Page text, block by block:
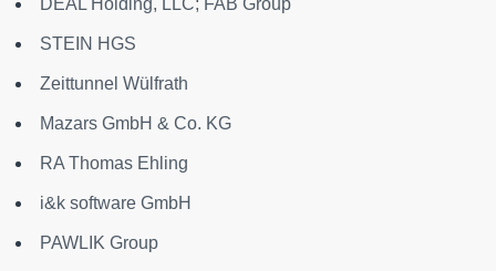
STEIN HGS
Zeittunnel Wülfrath
Mazars GmbH & Co. KG
RA Thomas Ehling
i&k software GmbH
PAWLIK Group